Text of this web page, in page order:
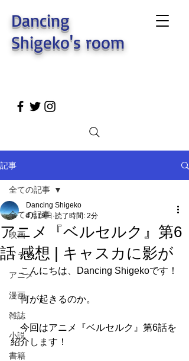
Dancing
Shigeko's room
記事
全ての記事
映画
ドラマ
アニメ
漫画
雑誌
小説
書籍
全ての記事
アニメ『ベルセルク』第6
話 感想 | キャスカに影が
Dancing Shigeko
4月19日 読了時間: 2分
こんにちは、Dancing Shigekoです！
何が起きるのか。
今回はアニメ『ベルセルク』第6話を
紹介します！